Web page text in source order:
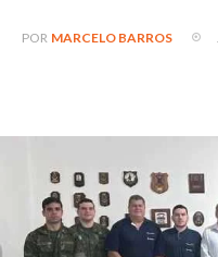
POR MARCELO BARROS